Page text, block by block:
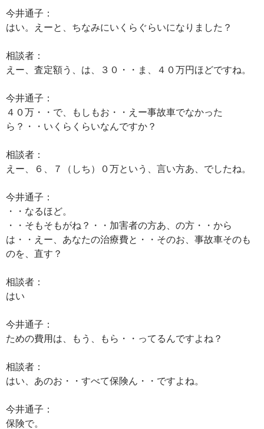
今井通子：
はい。えーと、ちなみにいくらぐらいになりました？
相談者：
えー、査定額う、は、３０・・ま、４０万円ほどですね。
今井通子：
４０万・・で、もしもお・・えー事故車でなかった
ら？・・いくらくらいなんですか？
相談者：
えー、６、７（しち）０万という、言い方あ、でしたね。
今井通子：
・・なるほど。
・・そもそもがね？・・加害者の方あ、の方・・から
は・・えー、あなたの治療費と・・そのお、事故車そのも
のを、直す？
相談者：
はい
今井通子：
ための費用は、もう、もら・・ってるんですよね？
相談者：
はい、あのお・・すべて保険ん・・ですよね。
今井通子：
保険で。